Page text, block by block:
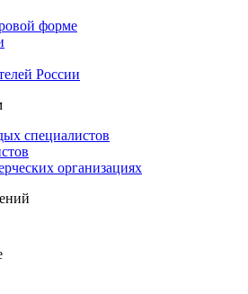
форме
России
специалистов
организациях